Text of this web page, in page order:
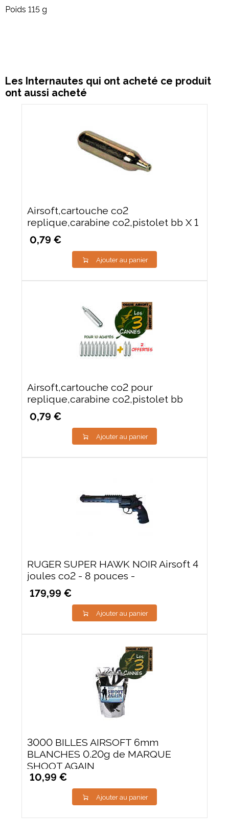
Poids 115 g
Les Internautes qui ont acheté ce produit
ont aussi acheté
Airsoft,cartouche co2
replique,carabine co2,pistolet bb X 1
0,79 €
Ajouter au panier
Airsoft,cartouche co2 pour
replique,carabine co2,pistolet bb
0,79 €
Ajouter au panier
RUGER SUPER HAWK NOIR Airsoft 4
joules co2 - 8 pouces -
179,99 €
Ajouter au panier
3000 BILLES AIRSOFT 6mm
BLANCHES 0.20g de MARQUE
SHOOT AGAIN
10,99 €
Ajouter au panier